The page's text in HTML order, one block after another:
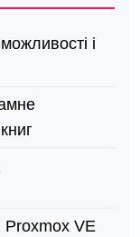
і
Proxmox VE